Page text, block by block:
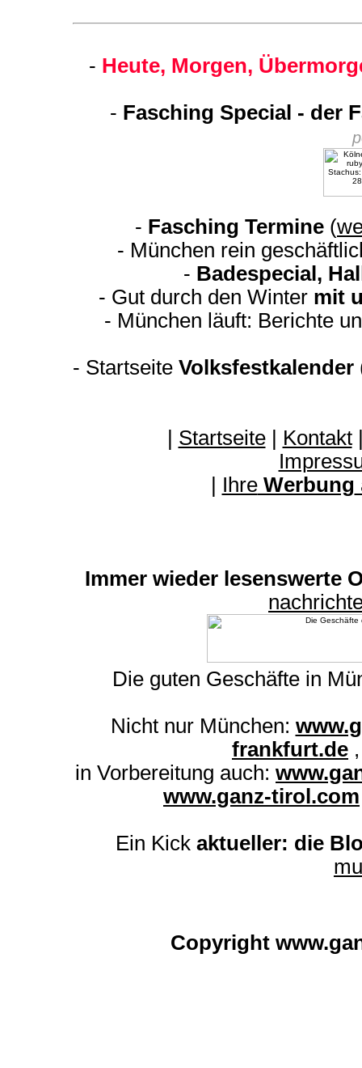
- Heute, Morgen,
- Fasching Special - der
- Fasching Termine (
- München rein
- Badespecial,
- Gut durch den Winter mit
- München läuft: Berichte
- Startseite Volksfestkalender
Startseite| Kontakt
IhreWerbung
Immer wieder lesenswerte
Die guten Geschäfte in
Nicht nur München:
frankfurt.de
in Vorbereitung auch:
www.ganz-tirol.com
Ein Kick aktueller: die
Copyright